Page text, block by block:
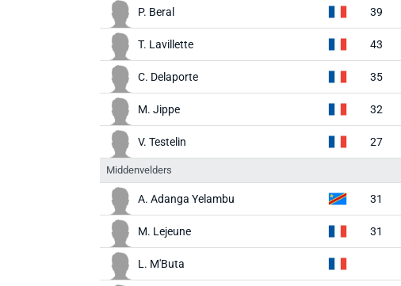
P. Beral 39
T. Lavillette 43
C. Delaporte 35
M. Jippe 32
V. Testelin 27
Middenvelders
A. Adanga Yelambu 31
M. Lejeune 31
L. M'Buta